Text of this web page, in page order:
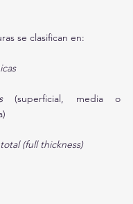
se clasifican en:
(superficial, media o
(full thickness)